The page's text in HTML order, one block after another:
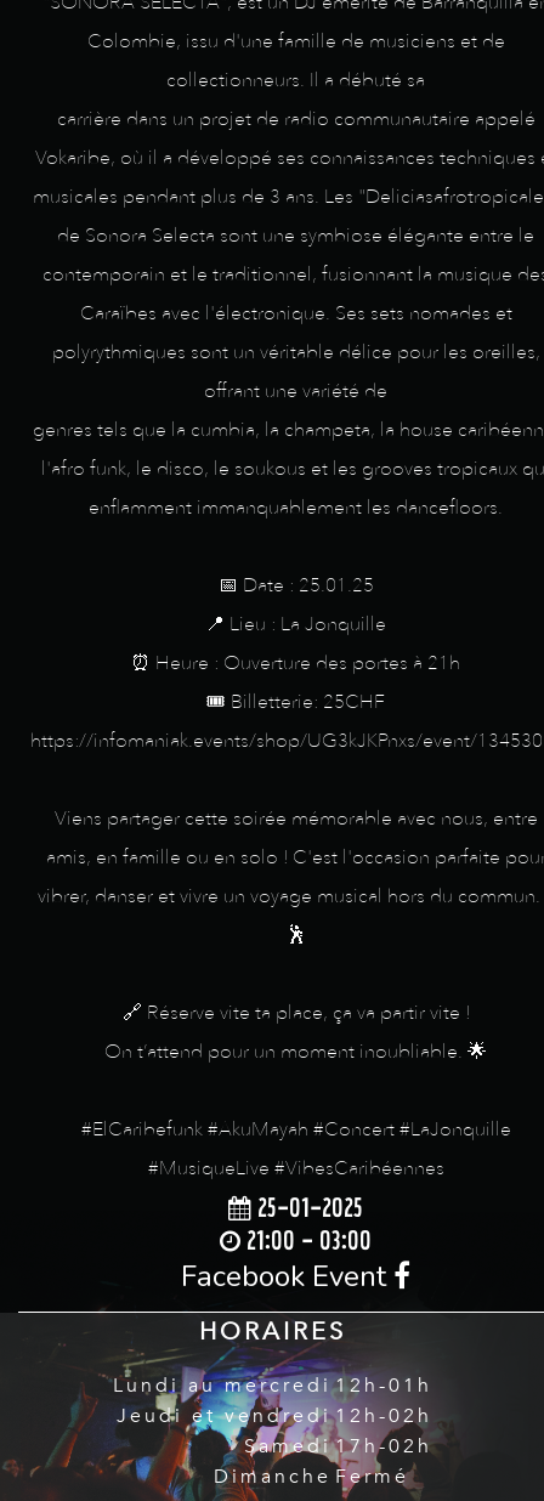
Colombie, issu d'une famille de musiciens et de
collectionneurs. Il a débuté sa
carrière dans un projet de radio communautaire appelé
Vokaribe, où il a développé ses connaissances techniques
musicales pendant plus de 3 ans. Les
de Sonora Selecta sont une symbiose élégante entre le
contemporain et le traditionnel, fusionnant la musique
Caraïbes avec l'électronique. Ses sets nomades et
polyrythmiques sont un véritable délice pour les oreilles,
offrant une variété de
genres tels que la cumbia, la champeta, la house
l'afro funk, le disco, le soukous et les grooves tropicaux
enflamment immanquablement les dancefloors.
📅 Date : 25.01.25
📍 Lieu : La Jonquille
⏰ Heure : Ouverture des portes à 21h
🎟️ Billetterie: 25CHF
https://infomaniak.events/shop/UG3kJKPnxs/event/
Viens partager cette soirée mémorable avec nous, entre
amis, en famille ou en solo ! C'est l'occasion parfaite
vibrer, danser et vivre un voyage musical hors du commun.
🕺
🔗 Réserve vite ta place, ça va partir vite !
On t’attend pour un moment inoubliable. 🌟
#ElCaribefunk #AkuMayah #Concert #LaJonquille
#MusiqueLive #VibesCaribéennes
25-01-2025
21:00 - 03:00
Facebook Event
HORAIRES
Lundi au mercredi
Jeudi et vendredi
Samedi
Dimanche
12h-01h
12h-02h
17h-02h
Fermé